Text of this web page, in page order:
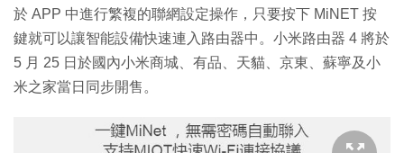
於 APP 中進行繁複的聯網設定操作，只要按下 MiNET 按
鍵就可以讓智能設備快速連入路由器中。小米路由器 4 將於
5 月 25 日於國內小米商城、有品、天貓、京東、蘇寧及小
米之家當日同步開售。